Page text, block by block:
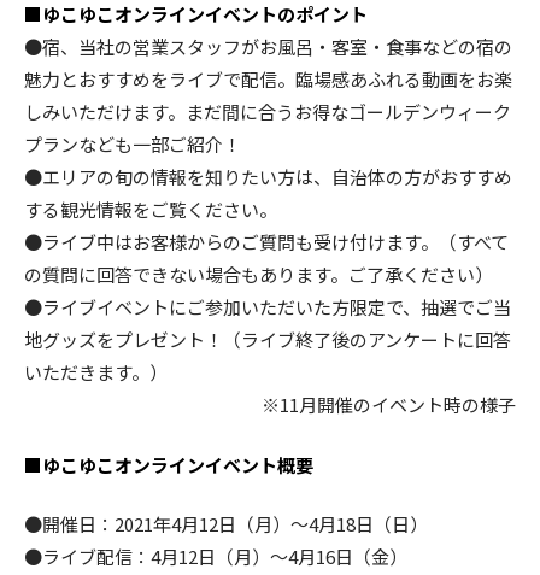
■ゆこゆこオンラインイベントのポイント
●宿、当社の営業スタッフがお風呂・客室・食事などの宿の
魅力とおすすめをライブで配信。臨場感あふれる動画をお楽
しみいただけます。まだ間に合うお得なゴールデンウィーク
プランなども一部ご紹介！
●エリアの旬の情報を知りたい方は、自治体の方がおすすめ
する観光情報をご覧ください。
●ライブ中はお客様からのご質問も受け付けます。（すべて
の質問に回答できない場合もあります。ご了承ください）
●ライブイベントにご参加いただいた方限定で、抽選でご当
地グッズをプレゼント！（ライブ終了後のアンケートに回答
いただきます。）
※11月開催のイベント時の様子
■ゆこゆこオンラインイベント概要
●開催日：2021年4月12日（月）～4月18日（日）
●ライブ配信：4月12日（月）～4月16日（金）